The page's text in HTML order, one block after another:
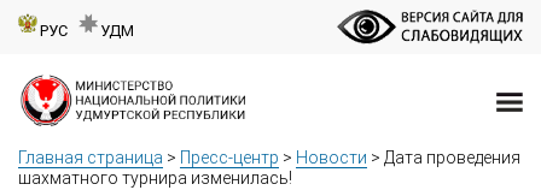
РУС УДМ
Главная страница > Пресс-центр > Новости > Дата проведения
шахматного турнира изменилась!